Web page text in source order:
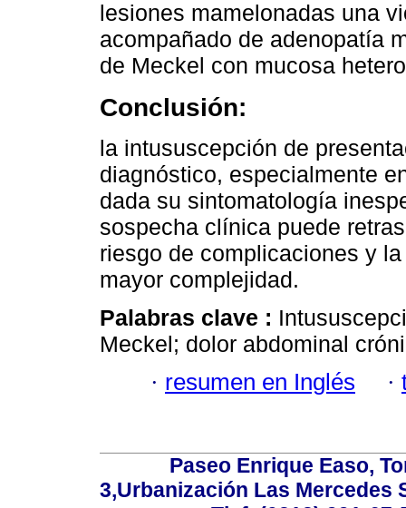
lesiones mamelonadas una
acompañado de adenopatía
de Meckel con mucosa
Conclusión:
la intususcepción de
diagnóstico, especialmente
dada su sintomatología
sospecha clínica puede
riesgo de complicaciones y
mayor complejidad.
Palabras clave :
Meckel; dolor abdominal
· resumen en Inglés ·
Paseo Enrique Easo,
3,Urbanización Las Mercedes